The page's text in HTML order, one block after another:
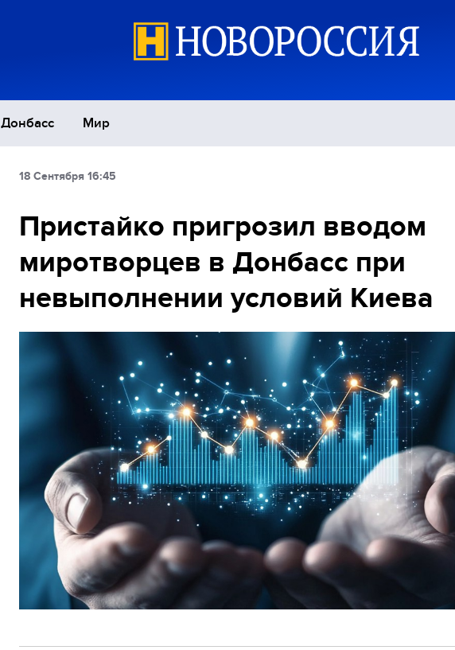
Донбасс Мир
Экономика
Спорт
18 Сентября 16:45
Пристайко пригрозил вводом
миротворцев в Донбасс при
невыполнении условий Киева